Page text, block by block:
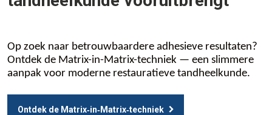
Op zoek naar betrouwbaardere adhesieve resultaten?
Ontdek de Matrix-in-Matrix-techniek — een slimmere
aanpak voor moderne restauratieve tandheelkunde.
Ontdek de Matrix‑in‑Matrix‑techniek